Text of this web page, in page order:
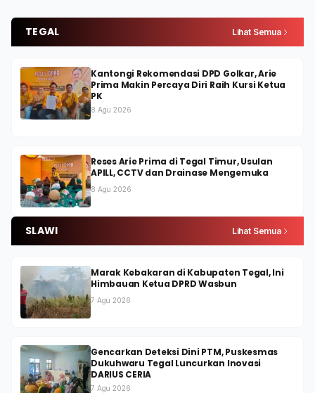
TEGAL Lihat Semua
Kantongi Rekomendasi DPD Golkar, Arie
Prima Makin Percaya Diri Raih Kursi Ketua
PK
8 Agu 2026
Reses Arie Prima di Tegal Timur, Usulan
APILL, CCTV dan Drainase Mengemuka
8 Agu 2026
SLAWI Lihat Semua
Marak Kebakaran di Kabupaten Tegal, Ini
Himbauan Ketua DPRD Wasbun
7 Agu 2026
Gencarkan Deteksi Dini PTM, Puskesmas
Dukuhwaru Tegal Luncurkan Inovasi
DARIUS CERIA
7 Agu 2026